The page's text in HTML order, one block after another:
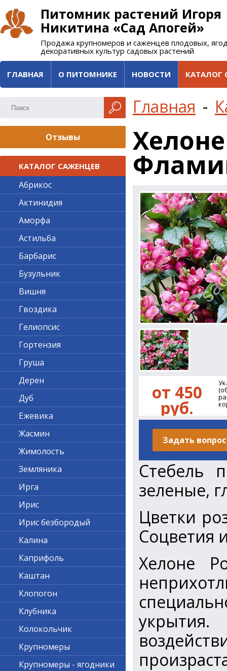
Питомник растений Игоря
Никитина «Сад Апогей»
Продажа крупномеров и саженцев плодовых,
декоративных культур садовых растений
ГЛАВНАЯ О ПИТОМНИКЕ НОВОСТИ КАТАЛОГ
Главная -
от 450
руб.
Задать вопрос
Стебель
зеленые,
Цветки
Соцветия
Хелоне
Отзывы
КАТАЛОГ САЖЕНЦЕВ
Абрикос
Актинидия
Аморфа
Астильба
Барбарис
Бузульник
Вишня
Гвоздика
Гелиопсис
Гортензия
Груша
Дерен
Дуб
Ежевика
Жасмин
Жимолость
Земляника
Ирга
Ирис
Ирис безбородый
Калина
Каприфоль
Каштан
Клопогон
Клубника
Колокольчик
Крупномеры
Крупномеры - ягодники